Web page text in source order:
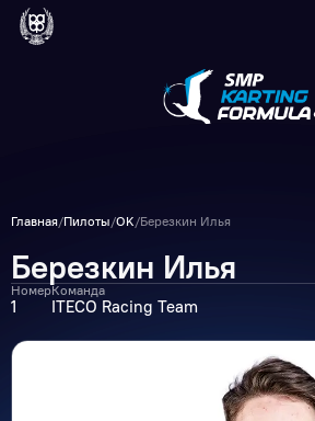
Главная/Пилоты/OK/Березкин Илья
Березкин Илья
Номер
1
Команда
ITECO Racing Team